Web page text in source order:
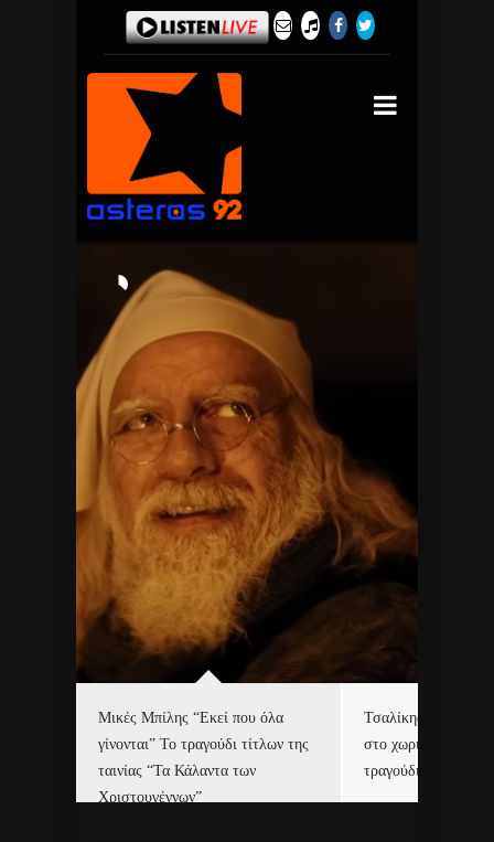
Μικές Μπίλης “Εκεί που όλα
γίνονται” Το τραγούδι τίτλων της
ταινίας “Τα Κάλαντα των
Χριστουγέννων”
Τσαλίκης,
στο χωριό του Άι
τραγούδι και video